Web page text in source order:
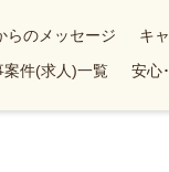
らのメッセージ
キ
案件(求人)一覧
安心